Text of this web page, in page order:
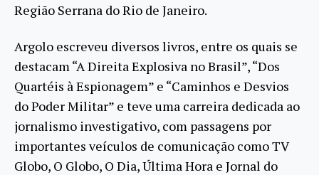
Região Serrana do Rio de Janeiro.
Argolo escreveu diversos livros, entre os quais se
destacam “A Direita Explosiva no Brasil”, “Dos
Quartéis à Espionagem” e “Caminhos e Desvios
do Poder Militar” e teve uma carreira dedicada ao
jornalismo investigativo, com passagens por
importantes veículos de comunicação como TV
Globo, O Globo, O Dia, Última Hora e Jornal do